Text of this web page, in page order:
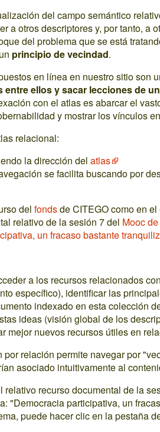
del campo semántico
a otros descriptores y, por tanto, a
del problema que se está
principio de vecindad.
en línea en nuestro sitio son
ellos y sacar lecciones de
con el atlas es abarcar el
y mostrar los vínculos
relacional:
la dirección del atlas
se facilita buscando por
del fondsde CITEGO como en
relativo de la sesión 7 del Mooc
un fracaso bastante
a los recursos relacionados
específico), identificar las
indexado en esta colección
ideas (visión global de los
mejor nuevos recursos útiles en
relación permite navegar por
asociado intuitivamente al
relativo recurso documental de la
"Democracia participativa, un
puede hacer clic en la pestaña